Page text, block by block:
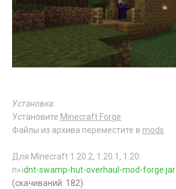
Установка:
Установите Minecraft Forge
Файлы из архива переместите в mods
Для Minecraft 1.20.2, 1.20.1, 1.20:
п»їdnt-swamp-hut-overhaul-mod-forge.jar
(cкачиваний: 182)